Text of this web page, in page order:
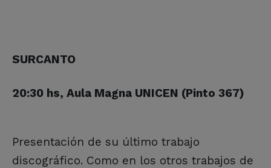
SURCANTO
20:30 hs, Aula Magna UNICEN (Pinto 367)
Presentación de su último trabajo
discográfico. Como en los otros trabajos de